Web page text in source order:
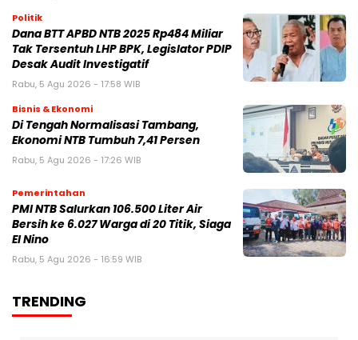
Politik
Dana BTT APBD NTB 2025 Rp484 Miliar
Tak Tersentuh LHP BPK, Legislator PDIP
Desak Audit Investigatif
Rabu, 5 Agu 2026 - 17:58 WIB
Bisnis & Ekonomi
Di Tengah Normalisasi Tambang,
Ekonomi NTB Tumbuh 7,41 Persen
Rabu, 5 Agu 2026 - 17:26 WIB
Pemerintahan
PMI NTB Salurkan 106.500 Liter Air
Bersih ke 6.027 Warga di 20 Titik, Siaga
El Nino
Rabu, 5 Agu 2026 - 16:59 WIB
TRENDING